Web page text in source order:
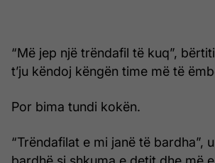
“Më jep një trëndafil të kuq”,
t’ju këndoj këngën time më të
Por bima tundi kokën.
“Trëndafilat e mi janë të bardha”,